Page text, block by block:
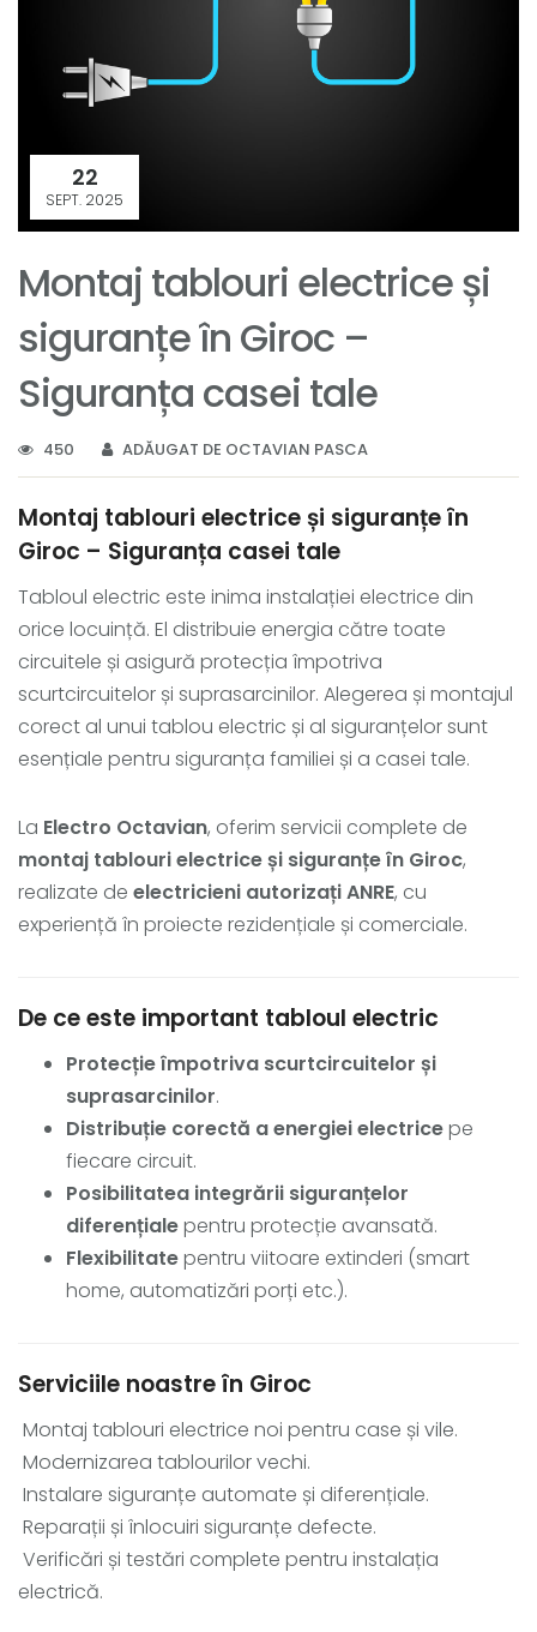
22
SEPT. 2025
Montaj tablouri electrice și
siguranțe în Giroc –
Siguranța casei tale
450 ADĂUGAT DE OCTAVIAN PASCA
Montaj tablouri electrice și siguranțe în
Giroc – Siguranța casei tale
Tabloul electric este inima instalației electrice din
orice locuință. El distribuie energia către toate
circuitele și asigură protecția împotriva
scurtcircuitelor și suprasarcinilor. Alegerea și montajul
corect al unui tablou electric și al siguranțelor sunt
esențiale pentru siguranța familiei și a casei tale.
La Electro Octavian, oferim servicii complete de
montaj tablouri electrice și siguranțe în Giroc,
realizate de electricieni autorizați ANRE, cu
experiență în proiecte rezidențiale și comerciale.
De ce este important tabloul electric
Protecție împotriva scurtcircuitelor și
suprasarcinilor.
Distribuție corectă a energiei electricepe
fiecare circuit.
Posibilitatea integrării siguranțelor
diferențialepentru protecție avansată.
Flexibilitatepentru viitoare extinderi (smart
home, automatizări porți etc.).
Serviciile noastre în Giroc
Montaj tablouri electrice noi pentru case și vile.
Modernizarea tablourilor vechi.
Instalare siguranțe automate și diferențiale.
Reparații și înlocuiri siguranțe defecte.
Verificări și testări complete pentru instalația
electrică.